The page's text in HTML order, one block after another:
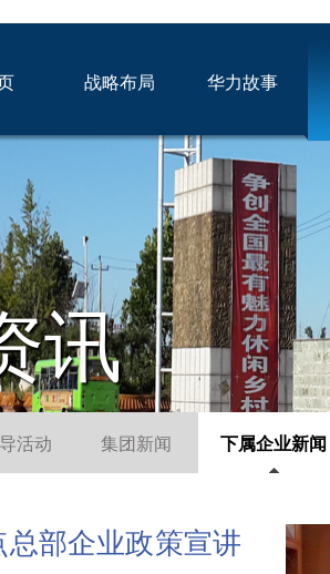
战略布局 华力故事
讯
活动 集团新闻 下属企业新闻
部企业政策宣讲